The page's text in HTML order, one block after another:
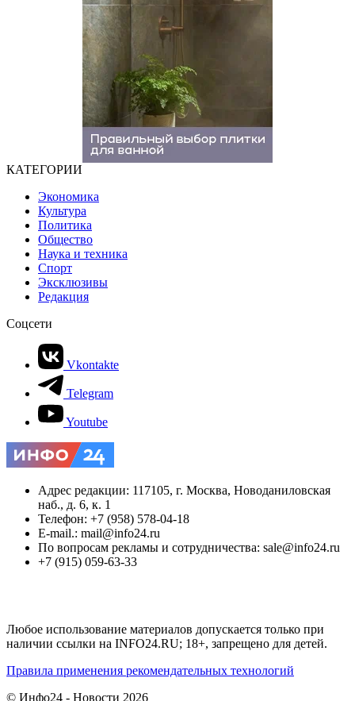
КАТЕГОРИИ
Экономика
Культура
Политика
Общество
Наука и техника
Спорт
Эксклюзивы
Редакция
Соцсети
Vkontakte
Telegram
Youtube
Адрес редакции: 117105, г. Москва, Новоданиловская
наб., д. 6, к. 1
Телефон: +7 (958) 578-04-18
E-mail.: mail@info24.ru
По вопросам рекламы и сотрудничества: sale@info24.ru
+7 (915) 059-63-33
Любое использование материалов допускается только при
наличии ссылки на INFO24.RU; 18+, запрещено для детей.
Правила применения рекомендательных технологий
© Инфо24 - Новости 2026